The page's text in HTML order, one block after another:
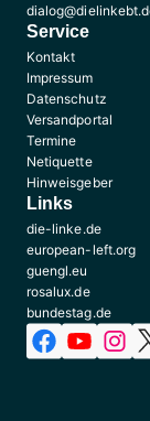
Service
Kontakt
Impressum
Datenschutz
Versandportal
Termine
Netiquette
Hinweisgeber
Links
die-linke.de
european-left.org
guengl.eu
rosalux.de
bundestag.de